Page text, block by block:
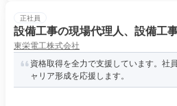
正社員
設備工事の現場代理人、設備工
東栄電工株式会社
資格取得を全力で支援しています。社
ャリア形成を応援します。